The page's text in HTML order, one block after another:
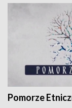
Pomorze